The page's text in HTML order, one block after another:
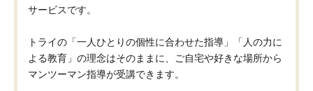
サービスです。
トライの「一人ひとりの個性に合わせた指導」「人の力に
よる教育」の理念はそのままに、ご自宅や好きな場所から
マンツーマン指導が受講できます。